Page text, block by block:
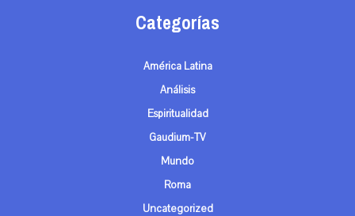
Categorías
América Latina
Análisis
Espiritualidad
Gaudium-TV
Mundo
Roma
Uncategorized